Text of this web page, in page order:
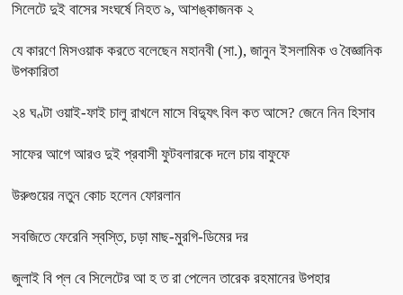
সিলেটে দুই বাসের সংঘর্ষে নিহত ৯, আশঙ্কাজনক ২
যে কারণে মিসওয়াক করতে বলেছেন মহানবী (সা.), জানুন ইসলামিক ও বৈজ্ঞানিক
উপকারিতা
২৪ ঘণ্টা ওয়াই-ফাই চালু রাখলে মাসে বিদ্যুৎ বিল কত আসে? জেনে নিন হিসাব
সাফের আগে আরও দুই প্রবাসী ফুটবলারকে দলে চায় বাফুফে
উরুগুয়ের নতুন কোচ হলেন ফোরলান
সবজিতে ফেরেনি স্বস্তি, চড়া মাছ-মুরগি-ডিমের দর
জুলাই বি প্ল বে সিলেটের আ হ ত রা পেলেন তারেক রহমানের উপহার